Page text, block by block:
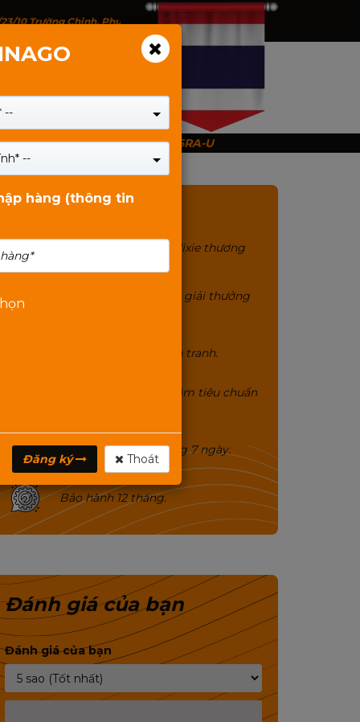
10 Trường Chinh, Phường Tân Bình, TP.HCM - 146 Trịnh Đình Thảo,
hành 60 tháng - 16GD2666RA-U
Sản phẩm chính hãng Mixie thương
Chất lượng tuyệt đối 12 giải thưởng
Cam kết giá bán cạnh tranh.
Công suất uy lực, chất âm tiêu chuẩn
Đổi trả miễn phí trong 7 ngày.
Bảo hành 12 tháng.
Đánh giá của bạn
Đánh giá của bạn
--
--
hàng (thông tin
Đăng ký Thoát